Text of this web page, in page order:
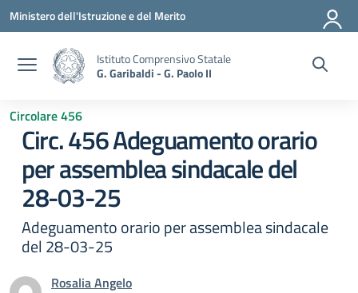
Vai ai contenuti
Vai al menu di navigazione
Vai al footer
Ministero dell'Istruzione e del Merito
Istituto Comprensivo Statale
G. Garibaldi - G. Paolo II
Circolare 456
Circ. 456 Adeguamento orario
per assemblea sindacale del
28-03-25
Adeguamento orario per assemblea sindacale
del 28-03-25
Rosalia Angelo